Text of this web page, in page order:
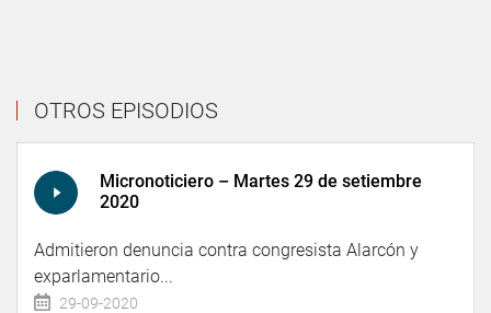
OTROS EPISODIOS
Micronoticiero – Martes 29 de setiembre
2020
Admitieron denuncia contra congresista Alarcón y
exparlamentario...
29-09-2020